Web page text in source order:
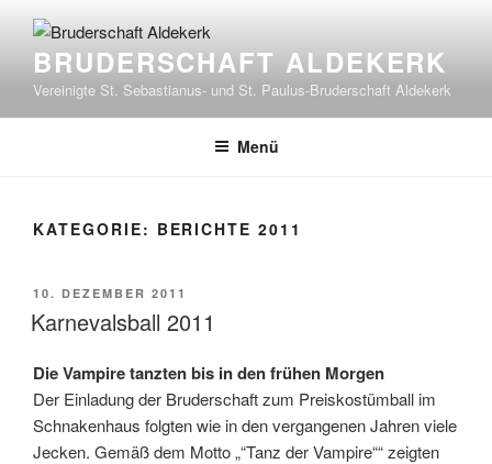
Inhalt
springenBRUDERSCHAFT ALDEKERK
Vereinigte St. Sebastianus- und St. Paulus-Bruderschaft Aldekerk
Menü
KATEGORIE: BERICHTE 2011
VERÖFFENTLICHT
AM
10. DEZEMBER 2011
Karnevalsball 2011
Die Vampire tanzten bis in den frühen Morgen
Der Einladung der Bruderschaft zum Preiskostümball im
Schnakenhaus folgten wie in den vergangenen Jahren viele
Jecken. Gemäß dem Motto „“Tanz der Vampire““ zeigten